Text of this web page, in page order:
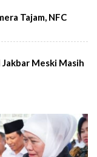
Tajam, NFC
Jakbar Meski Masih